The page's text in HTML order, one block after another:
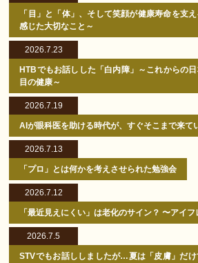
「目」と「体」、そして笑顔が健康寿命を支
感じた大切なこと～
2026.7.23
HTBでもお話しした「白内障」～これからの
目の健康～
2026.7.19
AIが眼科医を助ける時代が、すぐそこまで来て
2026.7.13
「プロ」とは何かを考えさせられた勉強会
2026.7.12
「最近見えにくい」は老化のサイン？ 〜アイ
2026.7.5
STVでもお話ししましたが…夏は「皮膚」だ